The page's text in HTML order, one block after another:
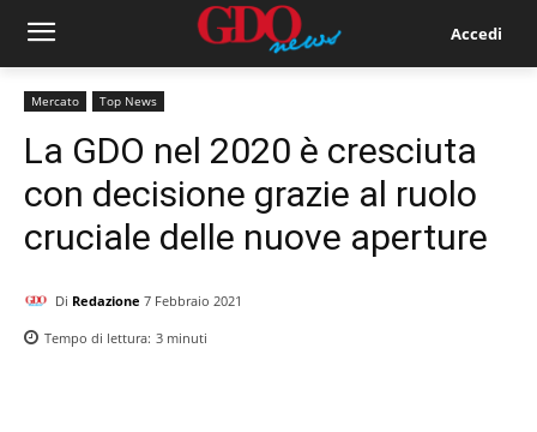
Accedi
Mercato Top News
La GDO nel 2020 è cresciuta
con decisione grazie al ruolo
cruciale delle nuove aperture
Di Redazione 7 Febbraio 2021
Tempo di lettura: 3 minuti